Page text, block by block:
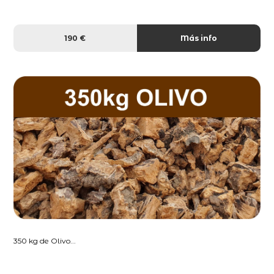
190 € Más info
350 kg de Olivo...